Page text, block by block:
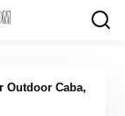
Outdoor Caba,